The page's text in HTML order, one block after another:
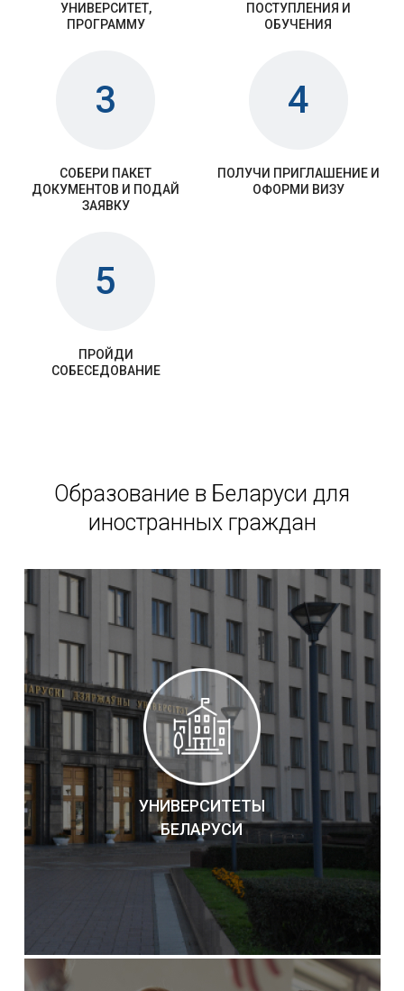
УНИВЕРСИТЕТ,
ПРОГРАММУ
ПОСТУПЛЕНИЯ И
ОБУЧЕНИЯ
3
СОБЕРИ ПАКЕТ
ДОКУМЕНТОВ И ПОДАЙ
ЗАЯВКУ
4
ПОЛУЧИ ПРИГЛАШЕНИЕ И
ОФОРМИ ВИЗУ
5
ПРОЙДИ
СОБЕСЕДОВАНИЕ
Образование в Беларуси для
иностранных граждан
УНИВЕРСИТЕТЫ
БЕЛАРУСИ